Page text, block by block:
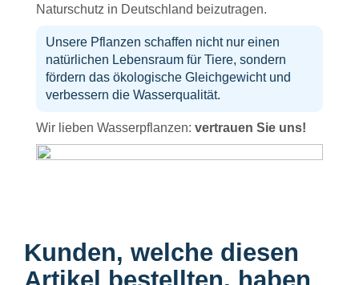
Naturschutz in Deutschland beizutragen.
Unsere Pflanzen schaffen nicht nur einen
natürlichen Lebensraum für Tiere, sondern
fördern das ökologische Gleichgewicht und
verbessern die Wasserqualität.
Wir lieben Wasserpflanzen: vertrauen Sie uns!
Kunden, welche diesen